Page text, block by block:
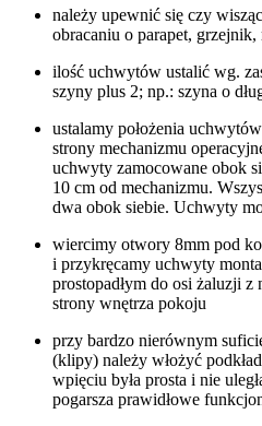
należy upewnić się czy
obracaniu o parapet,
ilość uchwytów ustalić wg.
szyny plus 2; np.: szyna o
ustalamy położenia
strony mechanizmu
uchwyty zamocowane obok
10 cm od mechanizmu.
dwa obok siebie. Uchwyty
wiercimy otwory 8mm pod
i przykręcamy uchwyty
prostopadłym do osi żaluzji
strony wnętrza pokoju
przy bardzo nierównym
(klipy) należy włożyć
wpięciu była prosta i nie
pogarsza prawidłowe